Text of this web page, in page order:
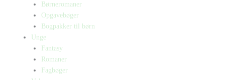
Børneromaner
Opgavebøger
Bogpakker til børn
Unge
Fantasy
Romaner
Fagbøger